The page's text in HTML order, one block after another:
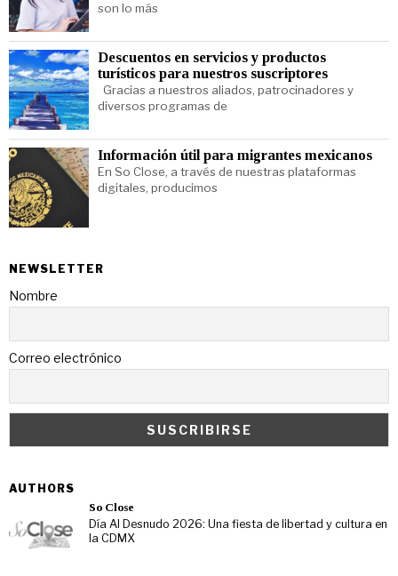
son lo más
Descuentos en servicios y productos
turísticos para nuestros suscriptores
Gracias a nuestros aliados, patrocinadores y
diversos programas de
Información útil para migrantes mexicanos
En So Close, a través de nuestras plataformas
digitales, producimos
NEWSLETTER
Nombre
Correo electrónico
AUTHORS
So Close
Día Al Desnudo 2026: Una fiesta de libertad y cultura en
la CDMX